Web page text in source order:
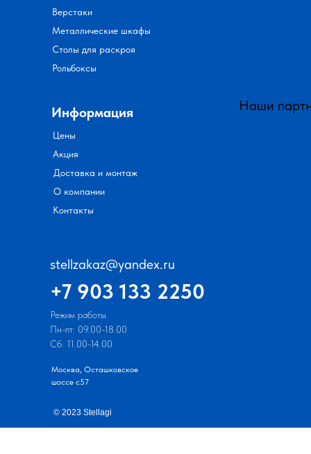
© 2023 Stellagi
Информация
Цены
Акция
Доставка и монтаж
О компании
Контакты
Режим работы
Пн-пт: 09.00-18.00
Сб: 11.00-14.00
stellzakaz@yandex.ru
+7 903 133 2250
Москва, Осташковское
шоссе с57
Верстаки
Металлические шкафы
Столы для раскроя
Рольбоксы
Наши